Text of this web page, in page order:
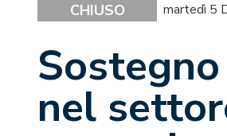
CHIUSO martedì 5
nel